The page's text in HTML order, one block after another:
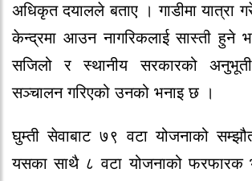
अधिकृत दयालले बताए । गाडीमा यात्रा
केन्द्रमा आउन नागरिकलाई सास्ती हुने
सजिलो र स्थानीय सरकारको
सञ्चालन गरिएको उनको भनाइ छ ।
घुम्ती सेवाबाट ७९ वटा योजनाको
यसका साथै ८ वटा योजनाको फरफारक